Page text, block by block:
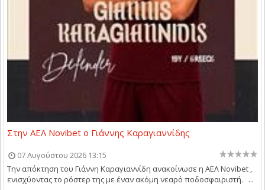
Στην ΑΕΛ Novibet ο Γιάννης Καραγιαννίδης
07 Αυγούστου 2026 13:15
Την απόκτηση του Γιάννη Καραγιαννίδη ανακοίνωσε η ΑΕΛ Novibet ,
ενισχύοντας το ρόστερ της με έναν ακόμη νεαρό ποδοσφαιριστή. ...